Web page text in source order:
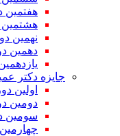
هفتمین
هشتمین
نهمین
دهمین
جایزه دکتر
اولین
دومین
سومین